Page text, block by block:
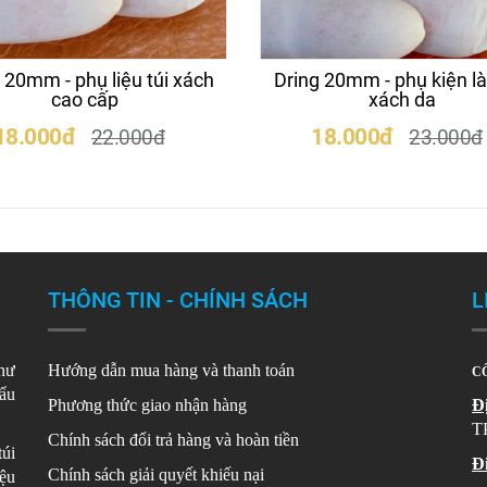
20mm - phụ liệu túi xách
cao cấp
22.000đ
Dring 20mm - phụ kiện
xách da
18.000đ 23.000đ
THÔNG TIN - CHÍNH SÁCH
Hướng dẫn mua hàng và thanh toán
Phương thức giao nhận hàng
Chính sách đổi trả hàng và hoàn tiền
Chính sách giải quyết khiếu nại